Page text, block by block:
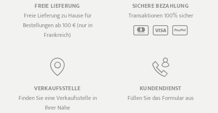
FREIE LIEFERUNG
Freie Lieferung zu Hause für
Bestellungen ab 100 € (nur in
Frankreich)
SICHERE BEZAHLUNG
Transaktionen 100% sicher
VERKAUFSSTELLE
Finden Sie eine Verkaufsstelle in
Ihrer Nähe
KUNDENDIENST
Füllen Sie das Formular aus